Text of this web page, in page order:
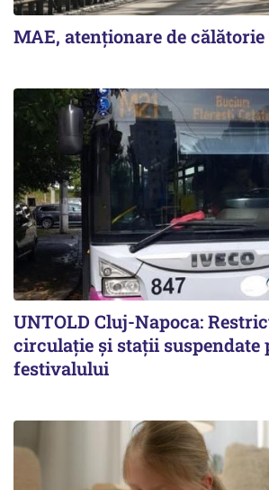
MAE, atenționare de
UNTOLD Cluj-Napoca:
circulație și stații suspendate
festivalului